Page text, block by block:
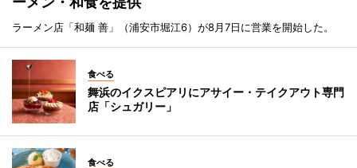
ラーメン店「和麺 善」（浦安市堀江6）が8月7日に営業を開始した。
食べる
舞浜のイクスピアリにアサイー・テイクアウト専門
店「シュガリー」
食べる